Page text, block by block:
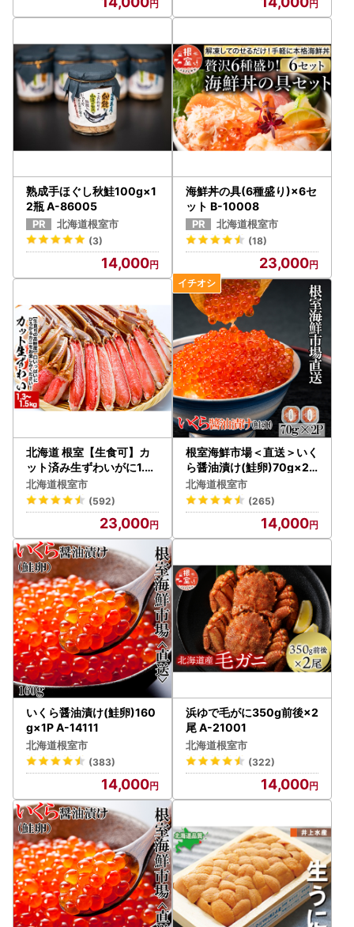
熟成手ほぐし秋鮭100g×1
2瓶 A-86005
北海道根室市
(3)
14,000
海鮮丼の具(6種盛り)×6セ
ット B-10008
北海道根室市
(18)
23,000
北海道 根室【生食可】カ
ット済み生ずわいがに1.3
～1.5kg×1P B-38005
北海道根室市
(592)
23,000
根室海鮮市場＜直送＞いく
ら醤油漬け(鮭卵)70g×2P
(計140g) A-28005
北海道根室市
(265)
14,000
いくら醤油漬け(鮭卵)160
g×1P A-14111
北海道根室市
(383)
14,000
浜ゆで毛がに350g前後×2
尾 A-21001
北海道根室市
(322)
14,000